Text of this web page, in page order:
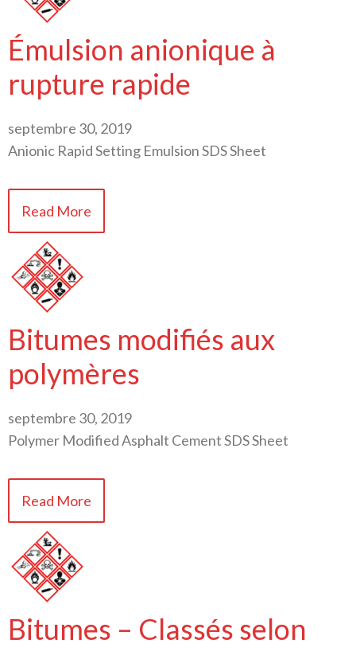
Émulsion anionique à
rupture rapide
septembre 30, 2019
Anionic Rapid Setting Emulsion SDS Sheet
Read More
Bitumes modifiés aux
polymères
septembre 30, 2019
Polymer Modified Asphalt Cement SDS Sheet
Read More
Bitumes – Classés selon